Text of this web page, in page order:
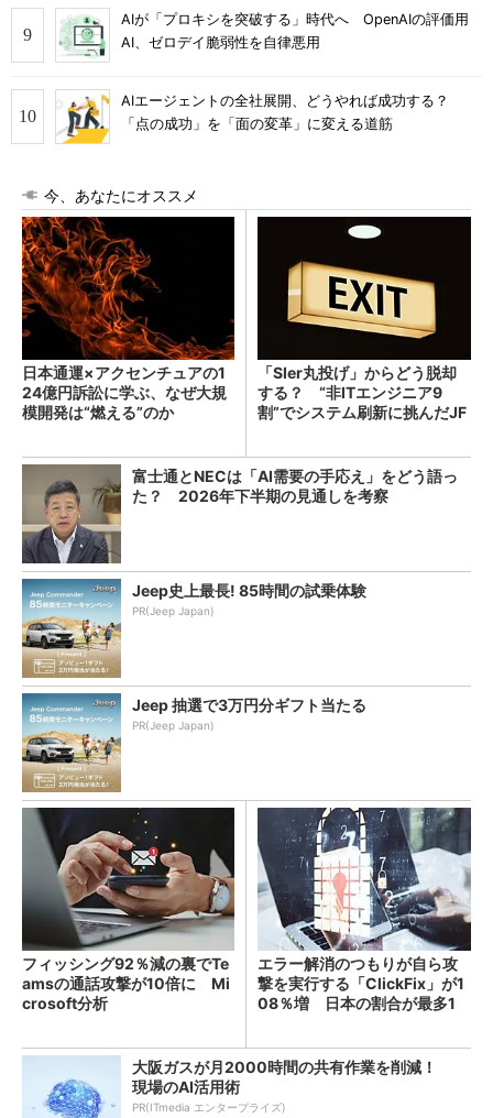
AIが「プロキシを突破する」時代へ OpenAIの評価用
AI、ゼロデイ脆弱性を自律悪用
AIエージェントの全社展開、どうやれば成功する？
「点の成功」を「面の変革」に変える道筋
今、あなたにオススメ
日本通運×アクセンチュアの1
24億円訴訟に学ぶ、なぜ大規
模開発は“燃える”のか
「SIer丸投げ」からどう脱却
する？ “非ITエンジニア9
割”でシステム刷新に挑んだJF
富士通とNECは「AI需要の手応え」をどう語っ
た？ 2026年下半期の見通しを考察
Jeep史上最長! 85時間の試乗体験
PR(Jeep Japan)
Jeep 抽選で3万円分ギフト当たる
PR(Jeep Japan)
フィッシング92％減の裏でTe
amsの通話攻撃が10倍に Mi
crosoft分析
エラー解消のつもりが自ら攻
撃を実行する「ClickFix」が1
08％増 日本の割合が最多1
大阪ガスが月2000時間の共有作業を削減！
現場のAI活用術
PR(ITmedia エンタープライズ)